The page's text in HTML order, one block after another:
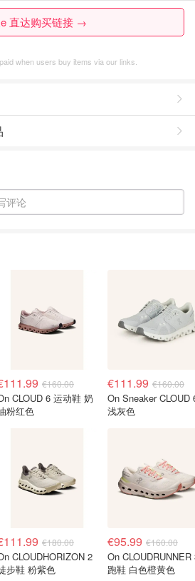
直达购买链接 →
when users buy items via our links.
评论
€160.00
CLOUD 6 运动鞋 奶
粉红色
€111.99 €160.00
On Sneaker CLOUD
浅灰色
€180.00
CLOUDHORIZON 2
步鞋 粉紫色
€95.99 €160.00
On CLOUDRUNNER
跑鞋 白色橙黄色